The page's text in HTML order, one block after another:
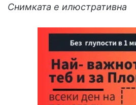
Снимката е илюстративна